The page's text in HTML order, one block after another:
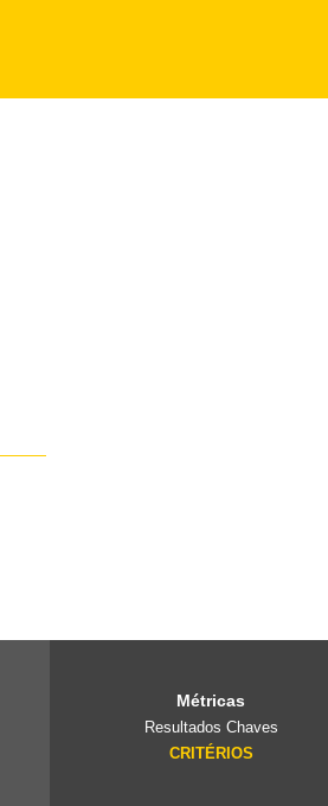
Métricas
Resultados Chaves
CRITÉRIOS